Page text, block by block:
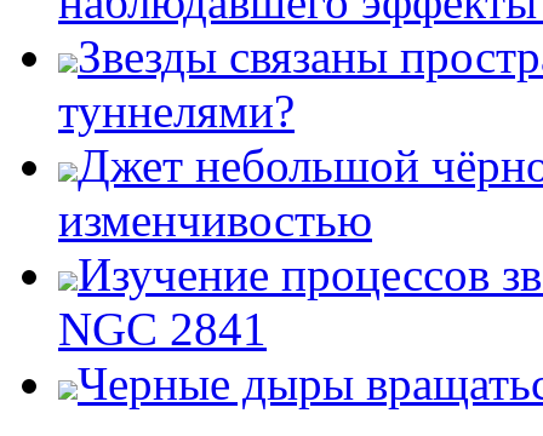
Звезды связаны
туннелями?
Джет небольшой
изменчивостью
Изучение процессов
NGC 2841
Черные дыры